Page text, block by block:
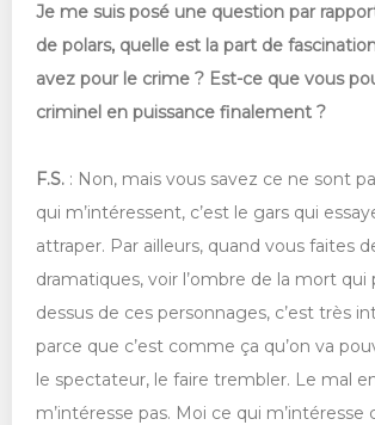
Je me suis posé une question par
de polars, quelle est la part de
avez pour le crime ? Est-ce que vous
criminel en puissance finalement ?
F.S. : Non, mais vous savez ce ne sont
qui m’intéressent, c’est le gars qui
attraper. Par ailleurs, quand vous faites
dramatiques, voir l’ombre de la mort qui
dessus de ces personnages, c’est très
parce que c’est comme ça qu’on va
le spectateur, le faire trembler. Le mal
m’intéresse pas. Moi ce qui